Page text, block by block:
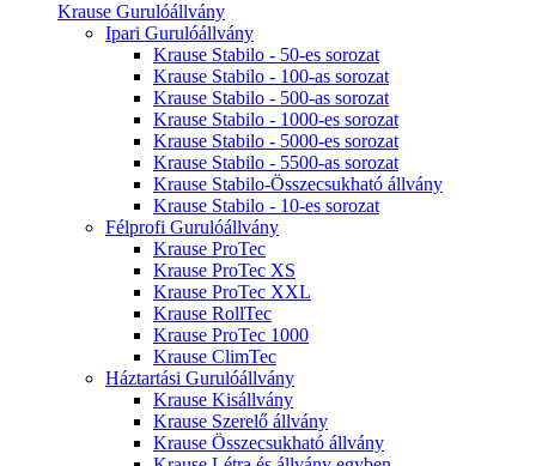
Krause Gurulóállvány
Ipari Gurulóállvány
Krause Stabilo - 50-es sorozat
Krause Stabilo - 100-as sorozat
Krause Stabilo - 500-as sorozat
Krause Stabilo - 1000-es sorozat
Krause Stabilo - 5000-es sorozat
Krause Stabilo - 5500-as sorozat
Krause Stabilo-Összecsukható állvány
Krause Stabilo - 10-es sorozat
Félprofi Gurulóállvány
Krause ProTec
Krause ProTec XS
Krause ProTec XXL
Krause RollTec
Krause ProTec 1000
Krause ClimTec
Háztartási Gurulóállvány
Krause Kisállvány
Krause Szerelő állvány
Krause Összecsukható állvány